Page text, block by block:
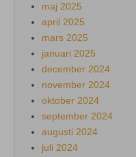
maj 2025
april 2025
mars 2025
januari 2025
december 2024
november 2024
oktober 2024
september 2024
augusti 2024
juli 2024